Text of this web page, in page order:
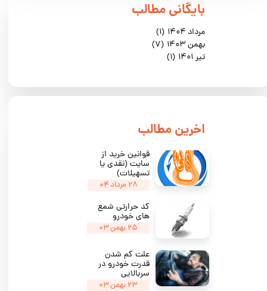
مرداد ۱۴۰۴
(۱)
بهمن ۱۴۰۳
(۷)
تیر ۱۴۰۱
(۱)
​بایگانی مطالب
​اخرین مطالب
قوانین خرید از
سایت (نقدی یا
تسهیلات)
۲۸ مرداد ۰۴
کد حرارتی شمع
های خودرو
۲۵ بهمن ۰۳
علت کم شدن
قدرت خودرو در
سربالایی
۲۳ بهمن ۰۳